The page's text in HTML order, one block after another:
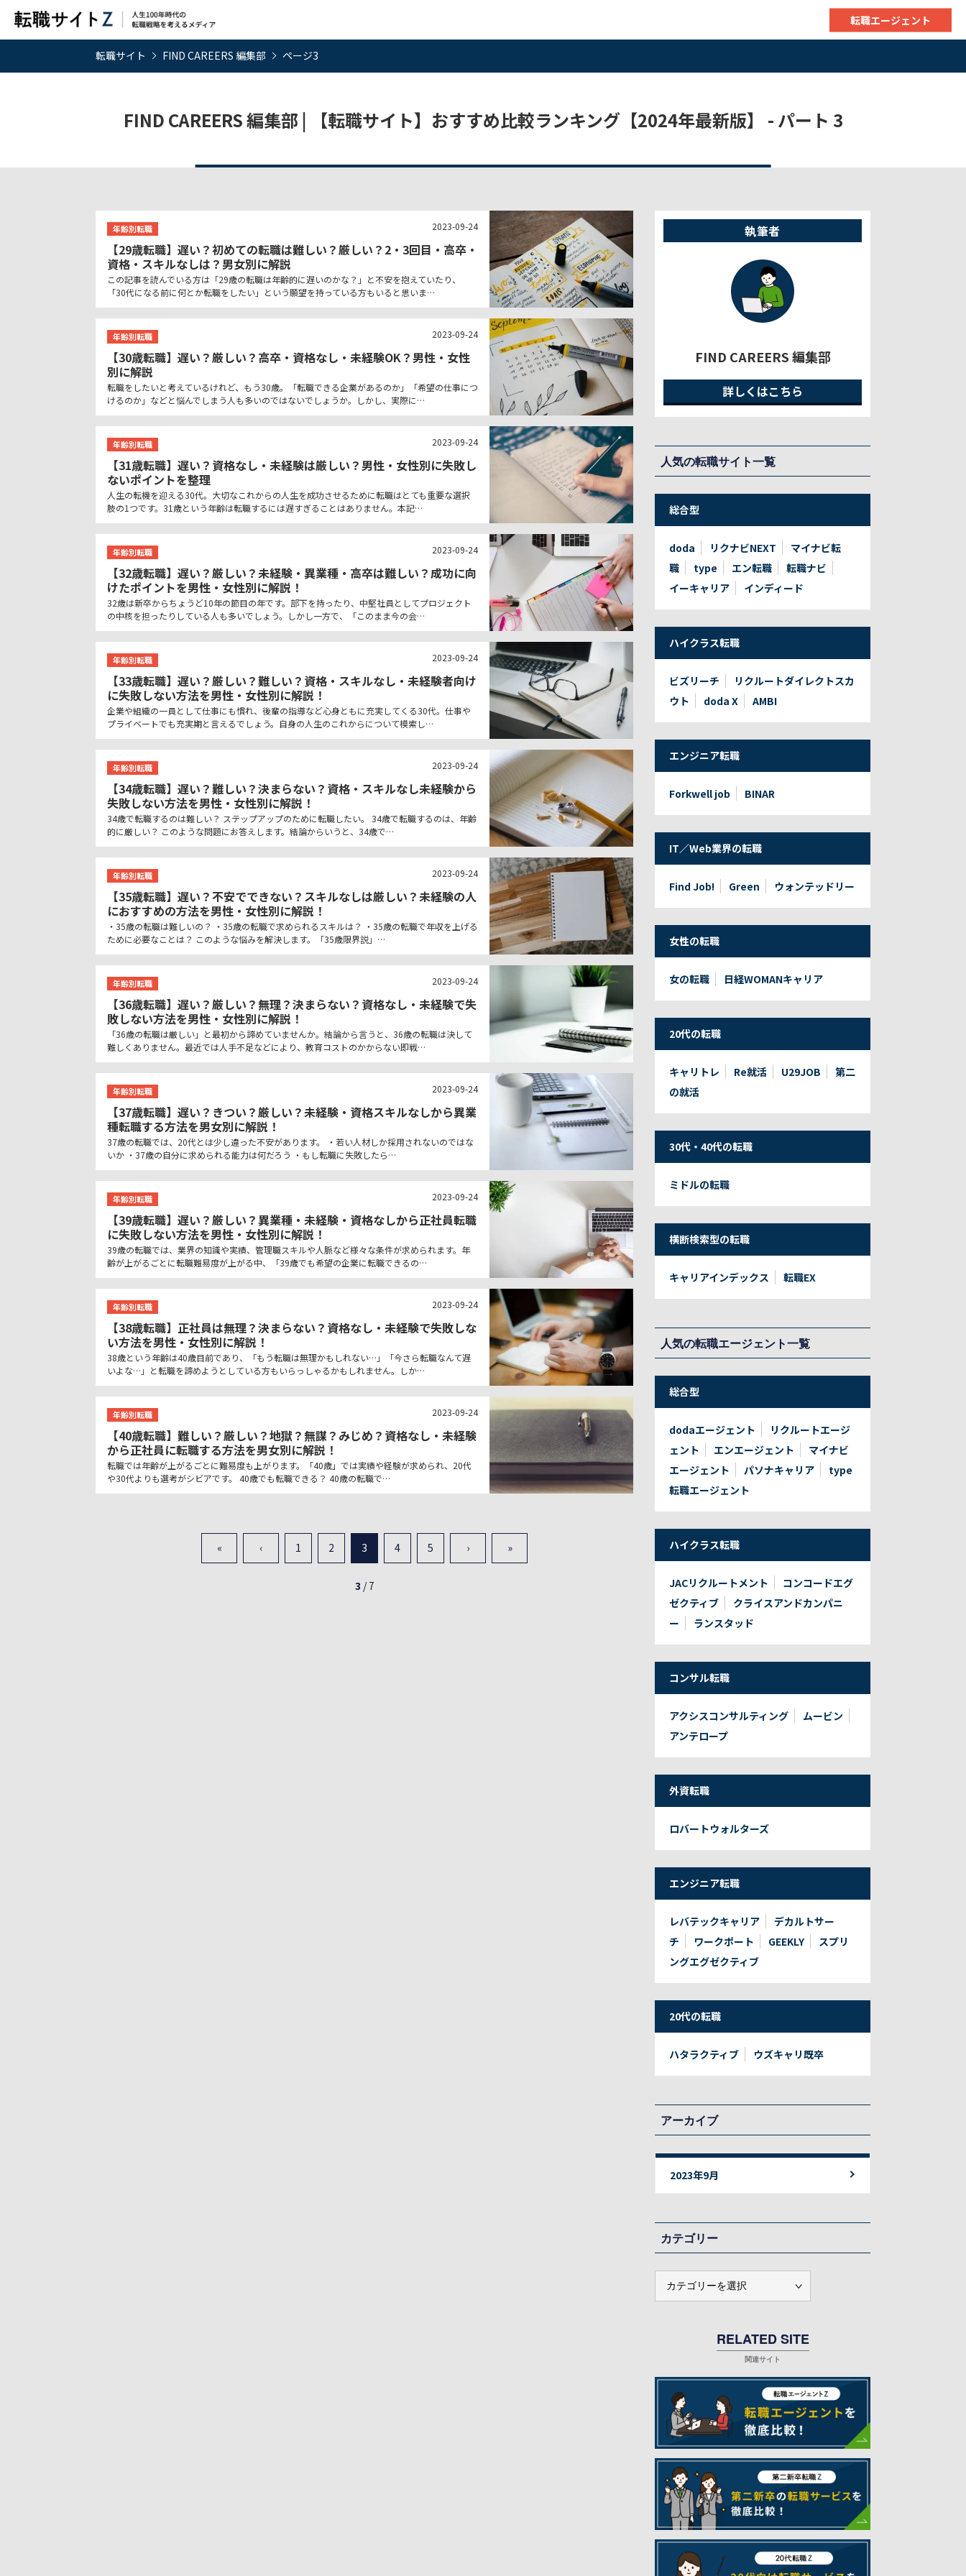
転職エージェント
転職サイト FIND CAREERS 編集部 ページ3
FIND CAREERS 編集部 | 【転職サイト】おすすめ比較ランキング【2024年最新版】 - パート 3
2023-09-24
【29歳転職】遅い？初めての転職は難しい？厳しい？2・3回目・高卒・
資格・スキルなしは？男女別に解説
この記事を読んでいる方は「29歳の転職は年齢的に遅いのかな？」と不安を抱えていたり、
「30代になる前に何とか転職をしたい」という願望を持っている方もいると思いま…
年齢別転職
2023-09-24
【30歳転職】遅い？厳しい？高卒・資格なし・未経験OK？男性・女性
別に解説
転職をしたいと考えているけれど、もう30歳。「転職できる企業があるのか」「希望の仕事につ
けるのか」などと悩んでしまう人も多いのではないでしょうか。しかし、実際に…
年齢別転職
2023-09-24
【31歳転職】遅い？資格なし・未経験は厳しい？男性・女性別に失敗し
ないポイントを整理
人生の転機を迎える30代。大切なこれからの人生を成功させるために転職はとても重要な選択
肢の1つです。31歳という年齢は転職するには遅すぎることはありません。本記…
年齢別転職
2023-09-24
【32歳転職】遅い？厳しい？未経験・異業種・高卒は難しい？成功に向
けたポイントを男性・女性別に解説！
32歳は新卒からちょうど10年の節目の年です。部下を持ったり、中堅社員としてプロジェクト
の中核を担ったりしている人も多いでしょう。しかし一方で、「このまま今の会…
年齢別転職
2023-09-24
【33歳転職】遅い？厳しい？難しい？資格・スキルなし・未経験者向け
に失敗しない方法を男性・女性別に解説！
企業や組織の一員として仕事にも慣れ、後輩の指導など心身ともに充実してくる30代。仕事や
プライベートでも充実期と言えるでしょう。自身の人生のこれからについて模索し…
年齢別転職
2023-09-24
【34歳転職】遅い？難しい？決まらない？資格・スキルなし未経験から
失敗しない方法を男性・女性別に解説！
34歳で転職するのは難しい？ ステップアップのために転職したい。 34歳で転職するのは、年齢
的に厳しい？ このような問題にお答えします。結論からいうと、34歳で…
年齢別転職
2023-09-24
【35歳転職】遅い？不安でできない？スキルなしは厳しい？未経験の人
におすすめの方法を男性・女性別に解説！
・35歳の転職は難しいの？ ・35歳の転職で求められるスキルは？ ・35歳の転職で年収を上げる
ために必要なことは？ このような悩みを解決します。「35歳限界説」…
年齢別転職
2023-09-24
【36歳転職】遅い？厳しい？無理？決まらない？資格なし・未経験で失
敗しない方法を男性・女性別に解説！
「36歳の転職は厳しい」と最初から諦めていませんか。結論から言うと、36歳の転職は決して
難しくありません。最近では人手不足などにより、教育コストのかからない即戦…
年齢別転職
2023-09-24
【37歳転職】遅い？きつい？厳しい？未経験・資格スキルなしから異業
種転職する方法を男女別に解説！
37歳の転職では、20代とは少し違った不安があります。 ・若い人材しか採用されないのではな
いか ・37歳の自分に求められる能力は何だろう ・もし転職に失敗したら…
年齢別転職
2023-09-24
【39歳転職】遅い？厳しい？異業種・未経験・資格なしから正社員転職
に失敗しない方法を男性・女性別に解説！
39歳の転職では、業界の知識や実績、管理職スキルや人脈など様々な条件が求められます。年
齢が上がるごとに転職難易度が上がる中、「39歳でも希望の企業に転職できるの…
年齢別転職
2023-09-24
【38歳転職】正社員は無理？決まらない？資格なし・未経験で失敗しな
い方法を男性・女性別に解説！
38歳という年齢は40歳目前であり、「もう転職は無理かもしれない…」「今さら転職なんて遅
いよな…」と転職を諦めようとしている方もいらっしゃるかもしれません。しか…
年齢別転職
2023-09-24
【40歳転職】難しい？厳しい？地獄？無謀？みじめ？資格なし・未経験
から正社員に転職する方法を男女別に解説！
転職では年齢が上がるごとに難易度も上がります。「40歳」では実績や経験が求められ、20代
や30代よりも選考がシビアです。 40歳でも転職できる？ 40歳の転職で…
年齢別転職
« ‹ 1 2 3 4 5 › »
3 /7
執筆者
FIND CAREERS 編集部
詳しくはこちら
人気の転職サイト一覧
総合型
doda リクナビNEXT
マイナビ転
職
type エン転職
転職ナビ
イーキャリア
インディード
ハイクラス転職
ビズリーチ
リクルートダイレクトスカ
ウト
doda X AMBI
エンジニア転職
Forkwell job BINAR
IT／Web業界の転職
Find Job! Green ウォンテッドリー
女性の転職
女の転職 日経WOMANキャリア
20代の転職
キャリトレ Re就活 U29JOB
第二
の就活
30代・40代の転職
ミドルの転職
横断検索型の転職
キャリアインデックス 転職EX
人気の転職エージェント一覧
総合型
dodaエージェント
リクルートエージ
ェント
エンエージェント
マイナビ
エージェント
パソナキャリア
type
転職エージェント
ハイクラス転職
JACリクルートメント
コンコードエグ
ゼクティブ
クライスアンドカンパニ
ー
ランスタッド
コンサル転職
アクシスコンサルティング
ムービン
アンテロープ
外資転職
ロバートウォルターズ
エンジニア転職
レバテックキャリア
デカルトサー
チ
ワークポート GEEKLY
スプリ
ングエグゼクティブ
20代の転職
ハタラクティブ ウズキャリ既卒
アーカイブ
2023年9月
カテゴリー
テ
RELATED SITE